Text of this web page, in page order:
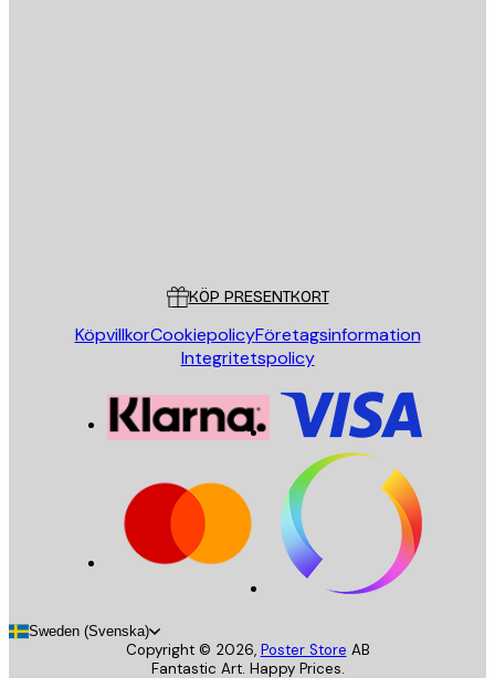
KÖP PRESENTKORT
KöpvillkorCookiepolicyFöretagsinformation
Integritetspolicy
Sweden (Svenska)
Copyright © 2026, Poster Store AB
Fantastic Art. Happy Prices.